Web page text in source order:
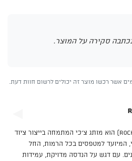
סקירה על המוצר.
אשר רכשו מוצר זה יכולים לרשום חוות דעת.
רוק אמפייר (Rock Empire) הוא מותג צ'כי המתמחה בייצור ציוד
המיועד למטפסים בכל הרמות, החל
עם דגש על הנדסה מדויקת, עמידות